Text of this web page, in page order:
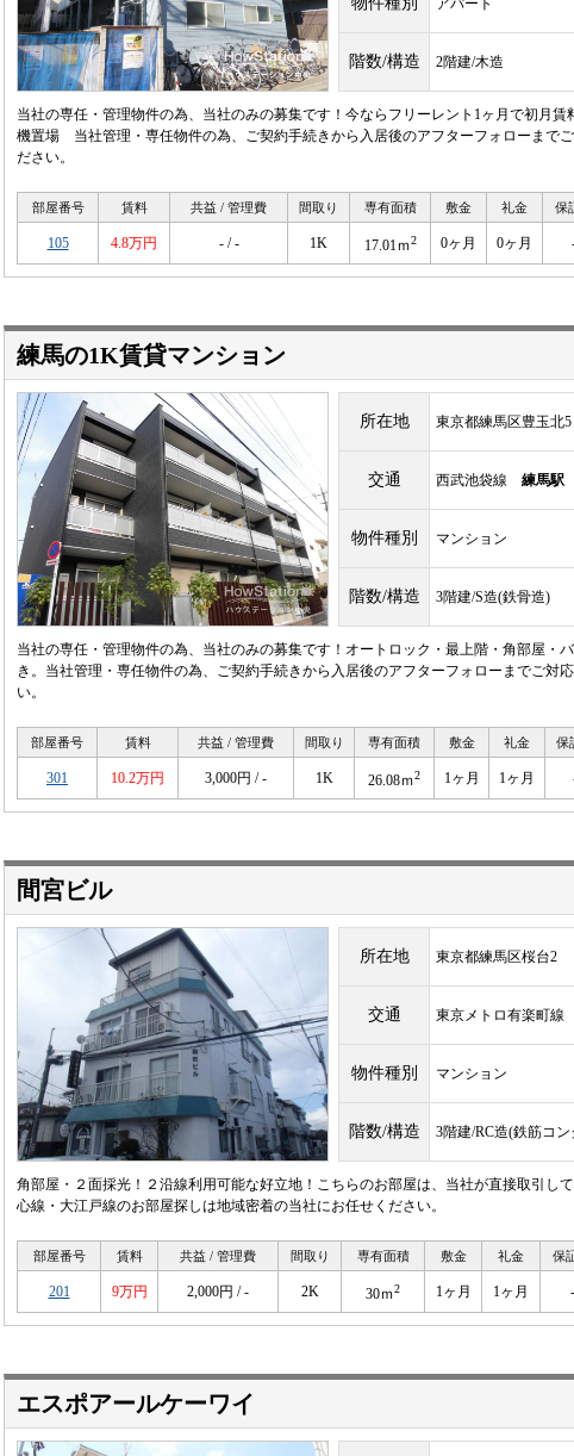
アパート
階数/構造 2階建/木造
当社の専任・管理物件の為、当社のみの募集です！今ならフリーレント1ヶ月で初月
機置場 当社管理・専任物件の為、ご契約手続きから入居後のアフターフォローまで
ださい。
部屋番号 賃料 共益 / 管理費 間取り 専有面積 敷金 礼金 保
105 4.8万円 - / - 1K 17.01ｍ2 0ヶ月 0ヶ月
練馬の1K賃貸マンション
所在地 東京都練馬区豊玉北5
交通 西武池袋線 練馬駅
物件種別 マンション
階数/構造 3階建/S造(鉄骨造)
当社の専任・管理物件の為、当社のみの募集です！オートロック・最上階・角部屋・
き。当社管理・専任物件の為、ご契約手続きから入居後のアフターフォローまでご対
い。
部屋番号 賃料 共益 / 管理費 間取り 専有面積 敷金 礼金 保
301 10.2万円 3,000円 / - 1K 26.08ｍ2 1ヶ月 1ヶ月
間宮ビル
所在地 東京都練馬区桜台2
交通 東京メトロ有楽町
物件種別 マンション
階数/構造 3階建/RC造(鉄筋コ
角部屋・２面採光！２沿線利用可能な好立地！こちらのお部屋は、当社が直接取引し
心線・大江戸線のお部屋探しは地域密着の当社にお任せください。
部屋番号 賃料 共益 / 管理費 間取り 専有面積 敷金 礼金 保
201 9万円 2,000円 / - 2K 30ｍ2 1ヶ月 1ヶ月 -
エスポアールケーワイ